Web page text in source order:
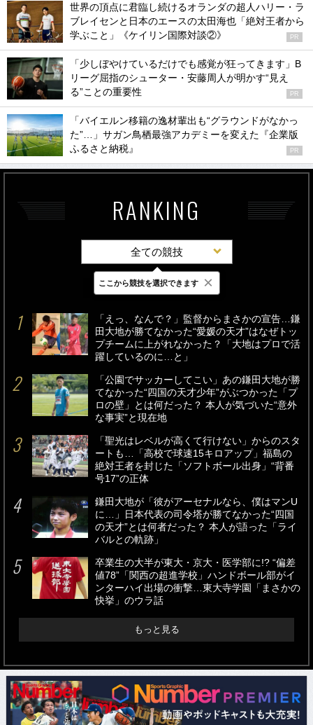
世界の頂点に君臨し続けるオランダの超人ハリー・ラ
ブレイセンと日本のエースの太田海也「絶対王者から
学ぶこと」《ケイリン国際対談②》
PR
「少しぼやけているだけでも感覚が狂ってきます」B
リーグ屈指のシューター・安藤周人が明かす“見え
る”ことの重要性
PR
「バイエルン移籍の逸材輩出も“グラウンドがなかっ
た”…」サガン鳥栖最強アカデミーを変えた『企業版
ふるさと納税』
PR
RANKING
全ての競技
最新 24時間 週間
「えっ、なんで？」監督からまさかの宣告…鎌
田大地が勝てなかった“愛媛の天才”はなぜトッ
プチームに上がれなかった？「大地はプロで活
躍しているのに…と」
「公園でサッカーしてこい」あの鎌田大地が勝
てなかった“四国の天才少年”がぶつかった「プ
ロの壁」とは何だった？ 本人が気づいた“意外
な事実”と現在地
「聖光はレベルが高くて行けない」からのスタ
ートも…「高校で球速15キロアップ」福島の
絶対王者を封じた「ソフトボール出身」“背番
号17”の正体
鎌田大地が「彼がアーセナルなら、僕はマンU
に…」日本代表の司令塔が勝てなかった“四国
の天才”とは何者だった？ 本人が語った「ライ
バルとの軌跡」
卒業生の大半が東大・京大・医学部に!? “偏差
値78”「関西の超進学校」ハンドボール部がイ
ンターハイ出場の衝撃…東大寺学園「まさかの
快挙」のウラ話
もっと見る
ここから競技を選択できます ×